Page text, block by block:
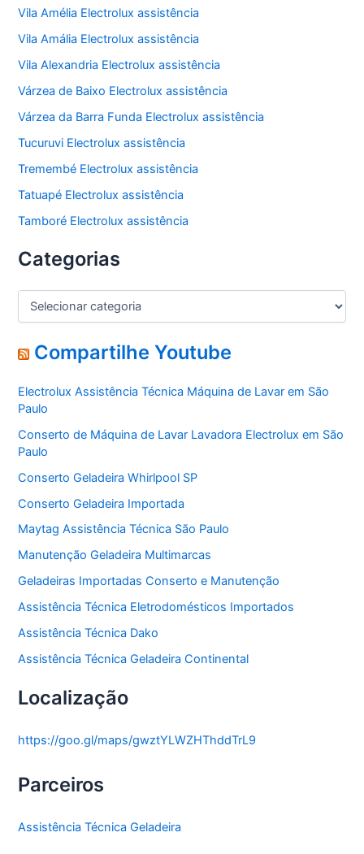
Vila Amélia Electrolux assistência
Vila Amália Electrolux assistência
Vila Alexandria Electrolux assistência
Várzea de Baixo Electrolux assistência
Várzea da Barra Funda Electrolux assistência
Tucuruvi Electrolux assistência
Tremembé Electrolux assistência
Tatuapé Electrolux assistência
Tamboré Electrolux assistência
Categorias
C
e
g
r
i
a
s
Compartilhe Youtube
Electrolux Assistência Técnica Máquina de Lavar em São
Paulo
Conserto de Máquina de Lavar Lavadora Electrolux em São
Paulo
Conserto Geladeira Whirlpool SP
Conserto Geladeira Importada
Maytag Assistência Técnica São Paulo
Manutenção Geladeira Multimarcas
Geladeiras Importadas Conserto e Manutenção
Assistência Técnica Eletrodomésticos Importados
Assistência Técnica Dako
Assistência Técnica Geladeira Continental
Localização
https://goo.gl/maps/gwztYLWZHThddTrL9
Parceiros
Assistência Técnica Geladeira